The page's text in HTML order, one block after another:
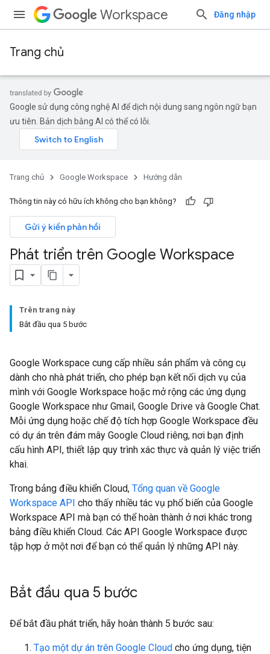
Workspace Đăng nhập
Trang chủ
Google sử dụng công nghệ AI để dịch nội dung sang ngôn ngữ bạn
ưu tiên. Bản dịch bằng AI có thể có lỗi.
Trang chủ Google Workspace Hướng dẫn
Thông tin này có hữu ích không cho bạn không?
Gửi ý kiến phản hồi
Phát triển trên Google Workspace
Trên trang này
Bắt đầu qua 5 bước
Google Workspace cung cấp nhiều sản phẩm và công cụ
dành cho nhà phát triển, cho phép bạn kết nối dịch vụ của
mình với Google Workspace hoặc mở rộng các ứng dụng
Google Workspace như Gmail, Google Drive và Google Chat.
Mỗi ứng dụng hoặc chế độ tích hợp Google Workspace đều
có dự án trên đám mây Google Cloud riêng, nơi bạn định
cấu hình API, thiết lập quy trình xác thực và quản lý việc triển
khai.
Trong bảng điều khiển Cloud, Tổng quan về Google
Workspace API cho thấy nhiều tác vụ phổ biến của Google
Workspace API mà bạn có thể hoàn thành ở nơi khác trong
bảng điều khiển Cloud. Các API Google Workspace được
tập hợp ở một nơi để bạn có thể quản lý những API này.
Bắt đầu qua 5 bước
Để bắt đầu phát triển, hãy hoàn thành 5 bước sau:
Tạo một dự án trên Google Cloud cho ứng dụng, tiện